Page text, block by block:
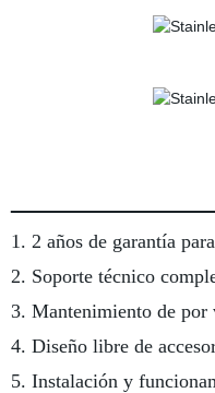
1. 2 años de garantía
2. Soporte técnico
3. Mantenimiento de por
4. Diseño libre de
5. Instalación y